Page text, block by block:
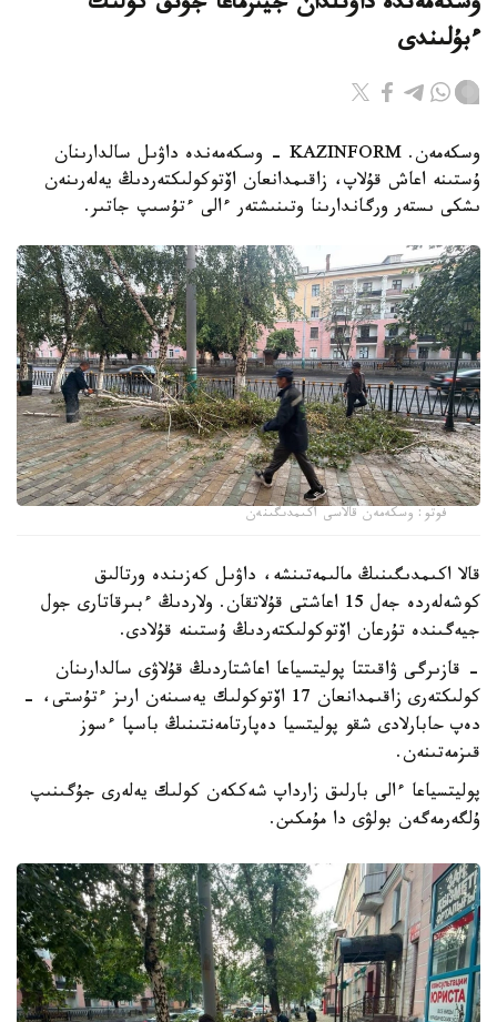
ءبۇلىندى
وسكەمەن. KAZINFORM - وسكەمەندە داۋىل سالدارىنان
ۇستىنە اعاش قۇلاپ، زاقىمدانعان اۆتوكولىكتەردىڭ يەلەرىنەن
ىشكى ىستەر ورگاندارىنا وتىنىشتەر ءالى ءتۇسىپ جاتىر.
فوتو: وسكەمەن قالاسى اكىمدىگىنەن
قالا اكىمدىگىنىڭ مالىمەتىنشە، داۋىل كەزىندە ورتالىق
كوشەلەردە جەل 15 اعاشتى قۇلاتقان. ولاردىڭ ءبىرقاتارى جول
جيەگىندە تۇرعان اۆتوكولىكتەردىڭ ۇستىنە قۇلادى.
- قازىرگى ۋاقىتتا پوليتسياعا اعاشتاردىڭ قۇلاۋى سالدارىنان
كولىكتەرى زاقىمدانعان 17 اۆتوكولىك يەسىنەن ارىز ءتۇستى، -
دەپ حابارلادى شقو پوليتسيا دەپارتامەنتىنىڭ باسپا ءسوز
قىزمەتىنەن.
پوليتسياعا ءالى بارلىق زارداپ شەككەن كولىك يەلەرى جۇگىنىپ
ۇلگەرمەگەن بولۋى دا مۇمكىن.